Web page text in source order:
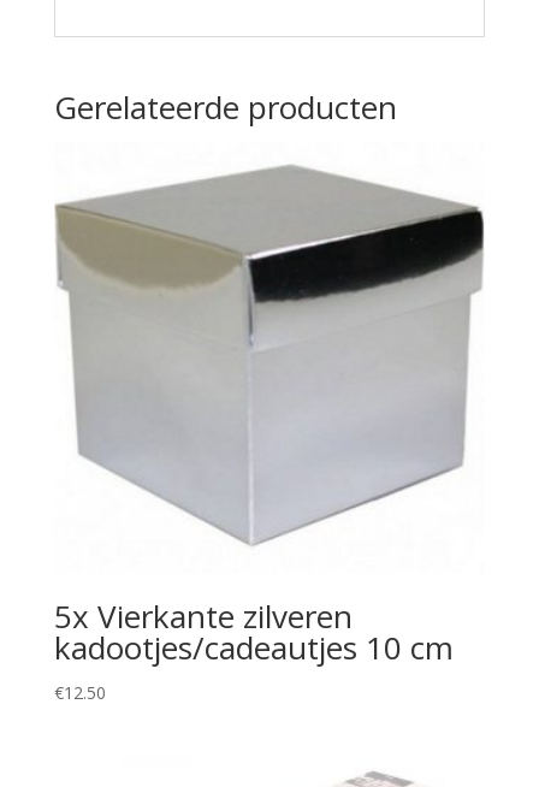
Gerelateerde producten
5x Vierkante zilveren
kadootjes/cadeautjes 10 cm
€12.50